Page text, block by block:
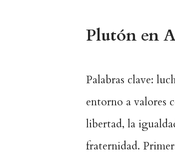
Plutón en
Palabras clave:
entorno a valores
libertad, la
fraternidad.